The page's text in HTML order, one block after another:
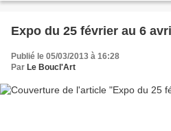
Expo du 25 février au 6
Publié le 05/03/2013 à 16:28
Par Le Boucl'Art